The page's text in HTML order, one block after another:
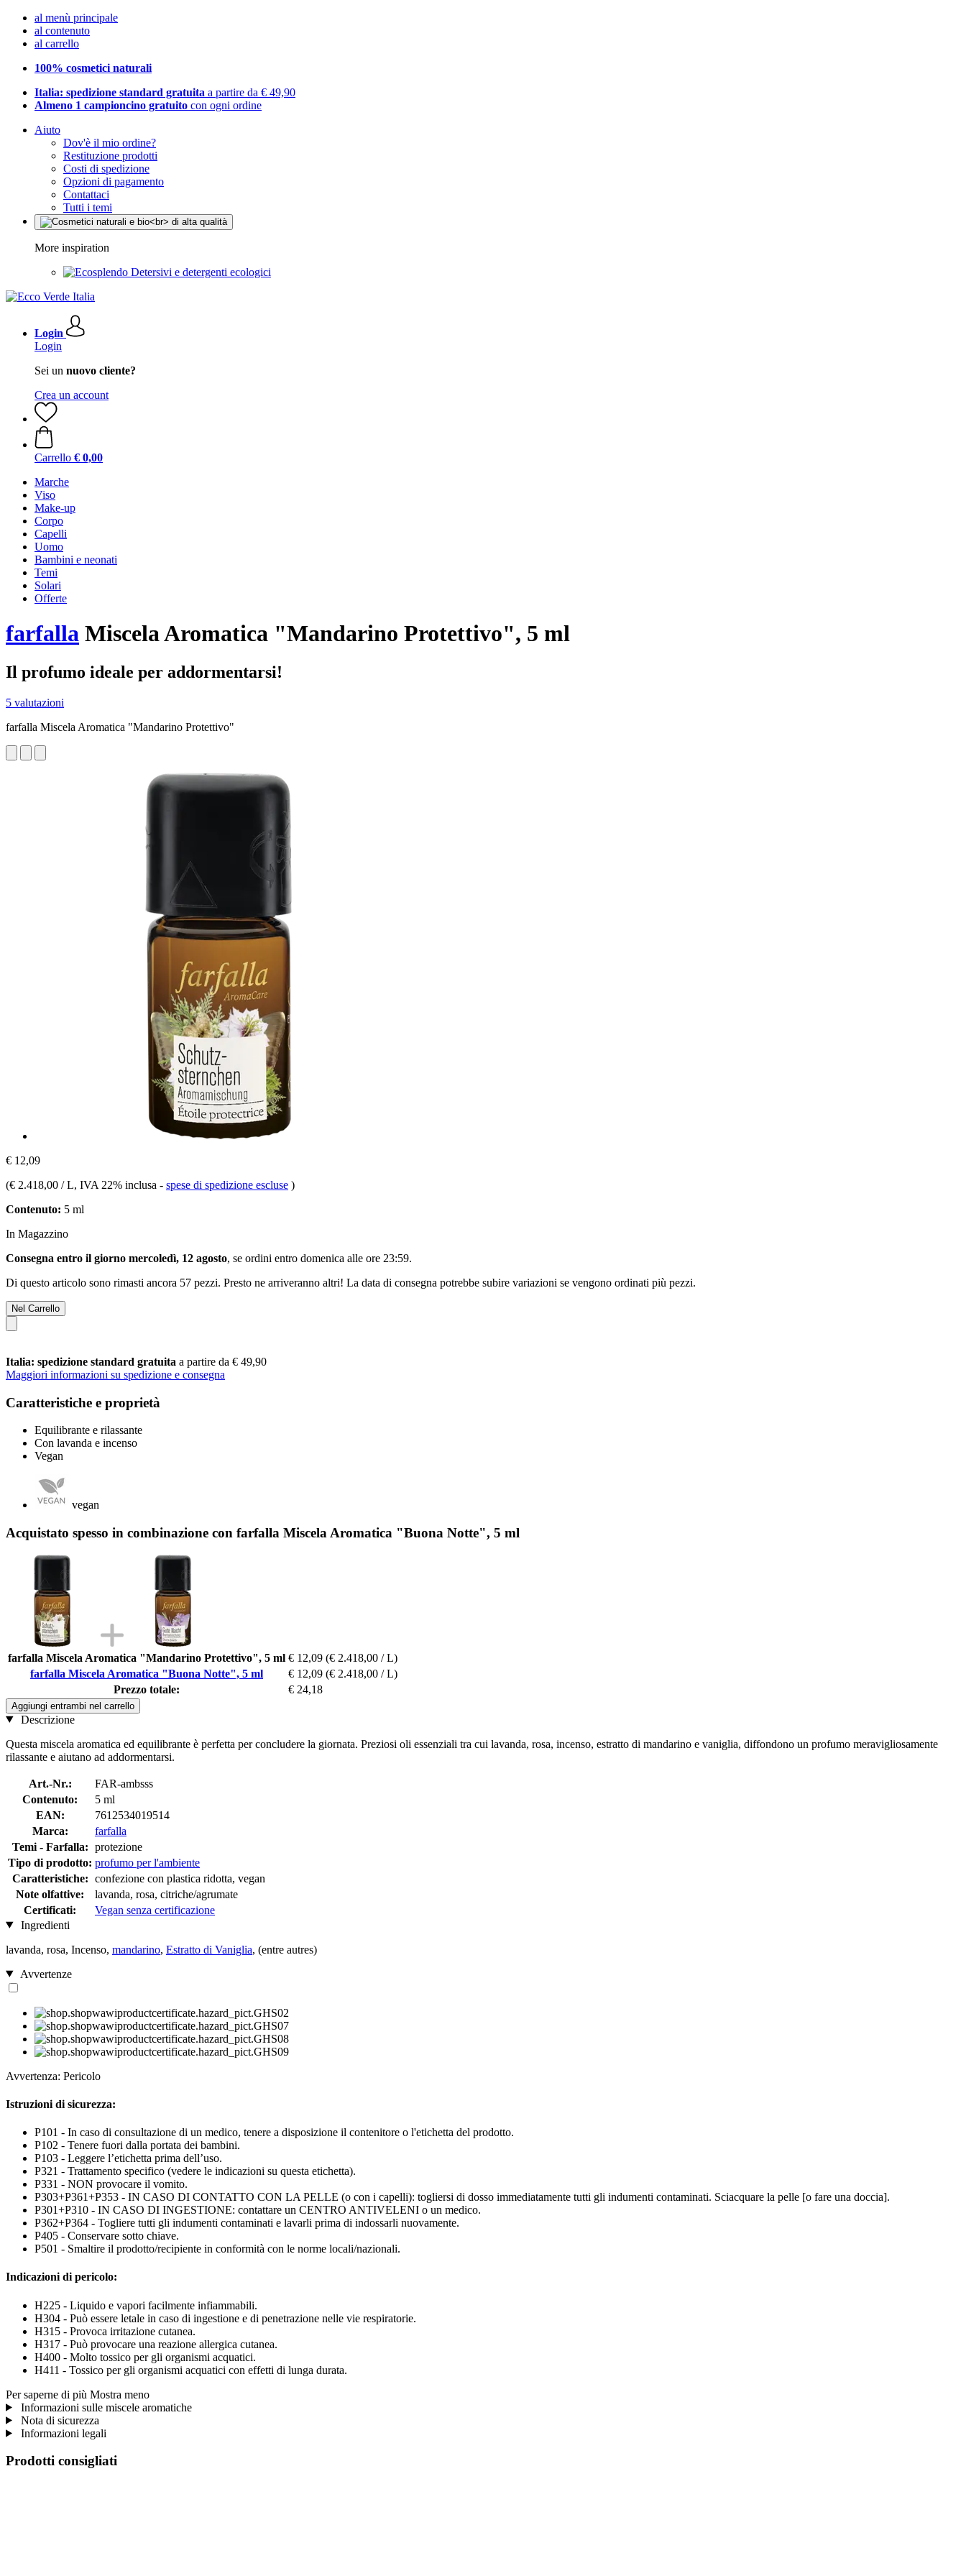
al menù principale
al contenuto
al carrello
100% cosmetici naturali
Italia: spedizione standard gratuita a partire da € 49,90
Almeno 1 campioncino gratuito con ogni ordine
Aiuto
Dov'è il mio ordine?
Restituzione prodotti
Costi di spedizione
Opzioni di pagamento
Contattaci
Tutti i temi
More inspiration
Detersivi e detergenti ecologici
Login
Login
Sei un nuovo cliente?
Crea un account
Carrello € 0,00
Marche
Viso
Make-up
Corpo
Capelli
Uomo
Bambini e neonati
Temi
Solari
Offerte
farfalla Miscela Aromatica "Mandarino Protettivo", 5 ml
Il profumo ideale per addormentarsi!
5 valutazioni
farfalla Miscela Aromatica "Mandarino Protettivo"
€ 12,09
(€ 2.418,00 / L, IVA 22% inclusa - spese di spedizione escluse )
Contenuto: 5 ml
In Magazzino
Consegna entro il giorno mercoledì, 12 agosto, se ordini entro domenica alle ore 23:59.
Di questo articolo sono rimasti ancora 57 pezzi. Presto ne arriveranno altri! La data di consegna potrebbe subire variazioni se vengono ordinati più pezzi.
Nel Carrello
Italia: spedizione standard gratuita a partire da € 49,90
Maggiori informazioni su spedizione e consegna
Caratteristiche e proprietà
Equilibrante e rilassante
Con lavanda e incenso
Vegan
vegan
Acquistato spesso in combinazione con farfalla Miscela Aromatica "Buona Notte", 5 ml
farfalla Miscela Aromatica "Mandarino Protettivo", 5 ml € 12,09 (€ 2.418,00 / L)
farfalla Miscela Aromatica "Buona Notte", 5 ml
€ 12,09 (€ 2.418,00 / L)
Prezzo totale:
€ 24,18
Aggiungi entrambi nel carrello
Descrizione
Questa miscela aromatica ed equilibrante è perfetta per concludere la giornata. Preziosi oli essenziali tra cui lavanda, rosa, incenso, estratto di mandarino e vaniglia, diffondono un profumo meravigliosamente
rilassante e aiutano ad addormentarsi.
Art.-Nr.:
FAR-ambsss
Contenuto:
5 ml
EAN:
7612534019514
Marca:
farfalla
Temi - Farfalla: protezione
Tipo di prodotto: profumo per l'ambiente
Caratteristiche: confezione con plastica ridotta, vegan
Note olfattive:
lavanda, rosa, citriche/agrumate
Certificati:
Vegan senza certificazione
Ingredienti
lavanda, rosa, Incenso, mandarino, Estratto di Vaniglia, (entre autres)
Avvertenze
Avvertenza: Pericolo
Istruzioni di sicurezza:
P101 - In caso di consultazione di un medico, tenere a disposizione il contenitore o l'etichetta del prodotto.
P102 - Tenere fuori dalla portata dei bambini.
P103 - Leggere l’etichetta prima dell’uso.
P321 - Trattamento specifico (vedere le indicazioni su questa etichetta).
P331 - NON provocare il vomito.
P303+P361+P353 - IN CASO DI CONTATTO CON LA PELLE (o con i capelli): togliersi di dosso immediatamente tutti gli indumenti contaminati. Sciacquare la pelle [o fare una doccia].
P301+P310 - IN CASO DI INGESTIONE: contattare un CENTRO ANTIVELENI o un medico.
P362+P364 - Togliere tutti gli indumenti contaminati e lavarli prima di indossarli nuovamente.
P405 - Conservare sotto chiave.
P501 - Smaltire il prodotto/recipiente in conformità con le norme locali/nazionali.
Indicazioni di pericolo:
H225 - Liquido e vapori facilmente infiammabili.
H304 - Può essere letale in caso di ingestione e di penetrazione nelle vie respiratorie.
H315 - Provoca irritazione cutanea.
H317 - Può provocare una reazione allergica cutanea.
H400 - Molto tossico per gli organismi acquatici.
H411 - Tossico per gli organismi acquatici con effetti di lunga durata.
Per saperne di più Mostra meno
Informazioni sulle miscele aromatiche
Nota di sicurezza
Informazioni legali
Prodotti consigliati